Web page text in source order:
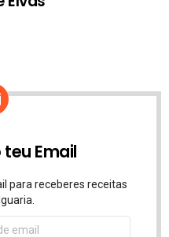
Email
para receberes receitas